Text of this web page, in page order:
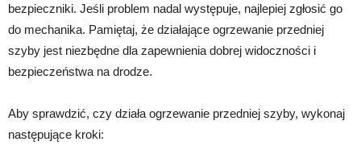
bezpieczniki. Jeśli problem nadal występuje, najlepiej zgłosić go
do mechanika. Pamiętaj, że działające ogrzewanie przedniej
szyby jest niezbędne dla zapewnienia dobrej widoczności i
bezpieczeństwa na drodze.
Aby sprawdzić, czy działa ogrzewanie przedniej szyby, wykonaj
następujące kroki: